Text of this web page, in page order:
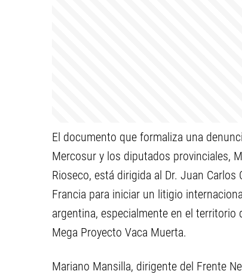
El documento que formaliza una
Mercosur y los diputados provinciales,
Rioseco, está dirigida al Dr. Juan
Francia para iniciar un litigio
argentina, especialmente en el territorio
Mega Proyecto Vaca Muerta.
Mariano Mansilla, dirigente del Frente